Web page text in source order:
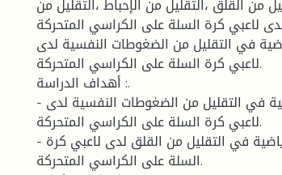
من القلق ،التقليل من الإحباط ،التقليل من
لاعبي كرة السلة على الكراسي المتحركة.
في التقليل من الضغوطات النفسية لدى
لاعبي كرة السلة على الكراسي المتحركة.
أهداف الدراسة :.
- التعرف على دور الألعاب شبه رياضية في التقليل من الضغوطات النفسية لدى
لاعبي كرة السلة على الكراسي المتحركة.
- التعرف على دور الألعاب شبه رياضية في التقليل من القلق لدى لاعبي كرة
السلة على الكراسي المتحركة.